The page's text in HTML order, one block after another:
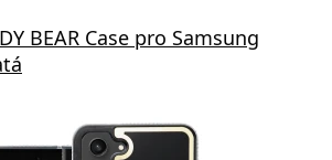
BEAR Case pro Samsung